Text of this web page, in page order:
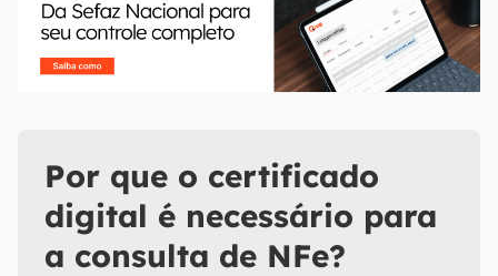
Por que o certificado
digital é necessário para
a consulta de NFe?